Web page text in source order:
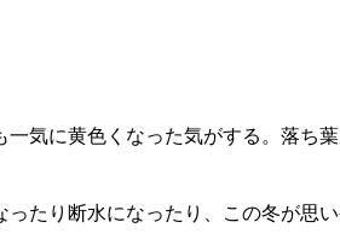
気に黄色くなった気がする。落ち
たり断水になったり、この冬が思い